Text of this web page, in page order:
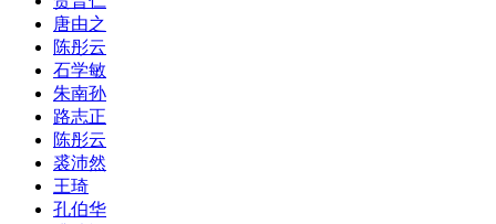
唐由之
陈彤云
石学敏
朱南孙
路志正
陈彤云
裘沛然
王琦
孔伯华